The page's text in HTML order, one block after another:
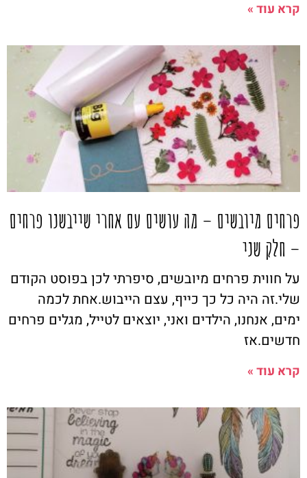
קרא עוד »
פרחים מיובשים – מה עושים עם אחרי שייבשנו פרחים
– חלק שני
על חווית פרחים מיובשים, סיפרתי לכן בפוסט הקודם
שלי.זה היה כל כך כייף, עצם הייבוש.אחת לכמה
ימים, אנחנו, הילדים ואני, יוצאים לטייל, מגלים פרחים
חדשים.אז
קרא עוד »